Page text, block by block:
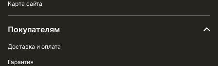
Карта сайта
Покупателям
Доставка и оплата
Гарантия